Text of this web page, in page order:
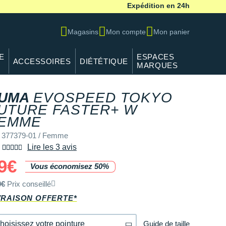
Expédition en 24h
Magasins Mon compte Mon panier
ACCESSOIRES DIÉTÉTIQUE
ESPACES
MARQUES
EVOSPEED TOKYO
FASTER+ W
377379-01 / Femme
Lire les 3 avis
Vous économisez 50%
Prix conseillé
OFFERTE*
votre pointure Guide de taille